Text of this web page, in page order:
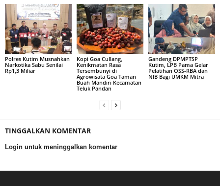
Polres Kutim Musnahkan
Narkotika Sabu Senilai
Rp1,3 Miliar
Kopi Goa Cullang,
Kenikmatan Rasa
Tersembunyi di
Agrowisata Goa Taman
Buah Mandiri Kecamatan
Teluk Pandan
Gandeng DPMPTSP
Kutim, LPB Pama Gelar
Pelatihan OSS-RBA dan
NIB Bagi UMKM Mitra
TINGGALKAN KOMENTAR
Login untuk meninggalkan komentar